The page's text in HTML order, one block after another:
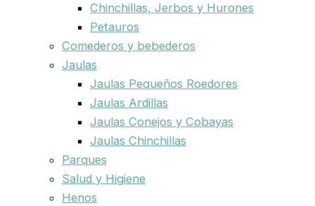
Chinchillas, Jerbos y Hurones
Petauros
Comederos y bebederos
Jaulas
Jaulas Pequeños Roedores
Jaulas Ardillas
Jaulas Conejos y Cobayas
Jaulas Chinchillas
Parques
Salud y Higiene
Henos